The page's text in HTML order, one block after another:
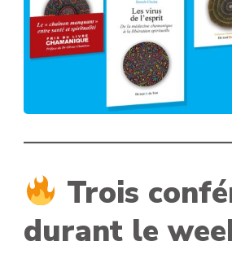
Trois
durant le